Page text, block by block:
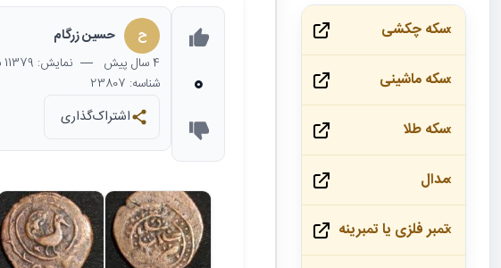
0
ح حسین زرگام
4 سال پیش — نمایش: 11379 بار
شناسه: 23807
اشتراک‌گذاری
سکه چکشی
سکه ماشینی
سکه طلا
مدال
تمبر فلزی یا تمبرینه